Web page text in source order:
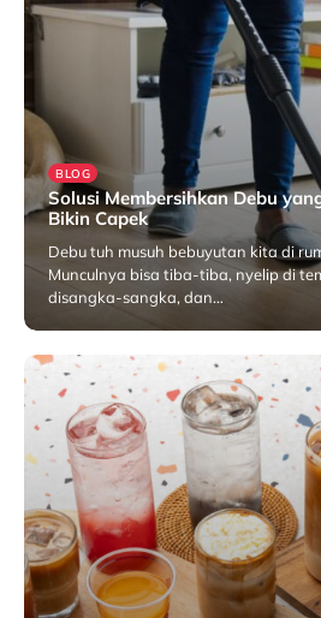
BLOG
Solusi Membersihkan Debu
Bikin Capek
Debu tuh musuh bebuyutan kita di
Munculnya bisa tiba-tiba, nyelip di
disangka-sangka, dan…
Juni 3, 2025